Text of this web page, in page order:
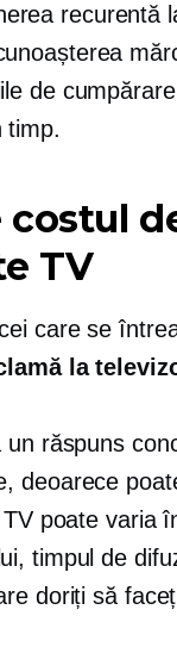
recurentă
de
timp.
costul
TV
care se
la
un răspuns
deoarece
poate varia
timpul de
doriți să